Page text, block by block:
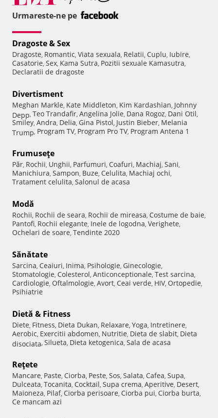
Urmareste-ne pe
Dragoste & Sex
Dragoste, Romantic, Viata sexuala, Relatii, Cuplu, Iubire,
Casatorie, Sex, Kama Sutra, Pozitii sexuale Kamasutra,
Declaratii de dragoste
Divertisment
Meghan Markle, Kate Middleton, Kim Kardashian, Johnny
Depp, Teo Trandafir, Angelina Jolie, Dana Rogoz, Dani Otil,
Smiley, Andra, Delia, Gina Pistol, Justin Bieber, Melania
Trump, Program TV, Program Pro TV, Program Antena 1
Frumuseţe
Păr, Rochii, Unghii, Parfumuri, Coafuri, Machiaj, Sani,
Manichiura, Sampon, Buze, Celulita, Machiaj ochi,
Tratament celulita, Salonul de acasa
Modă
Rochii, Rochii de seara, Rochii de mireasa, Costume de baie,
Pantofi, Rochii elegante, Inele de logodna, Verighete,
Ochelari de soare, Tendinte 2020
Sănătate
Sarcina, Ceaiuri, Inima, Psihologie, Ginecologie,
Stomatologie, Colesterol, Anticonceptionale, Test sarcina,
Cardiologie, Oftalmologie, Avort, Ceai verde, HIV, Ortopedie,
Psihiatrie
Dietă & Fitness
Diete, Fitness, Dieta Dukan, Relaxare, Yoga, Intretinere,
Aerobic, Exercitii abdomen, Nutritie, Dieta de slabit, Dieta
disociata, Silueta, Dieta ketogenica, Sala de acasa
Reţete
Mancare, Paste, Ciorba, Peste, Sos, Salata, Cafea, Supa,
Dulceata, Tocanita, Cocktail, Supa crema, Aperitive, Desert,
Maioneza, Pilaf, Ciorba perisoare, Ciorba pui, Ciorba burta,
Ce mancam azi